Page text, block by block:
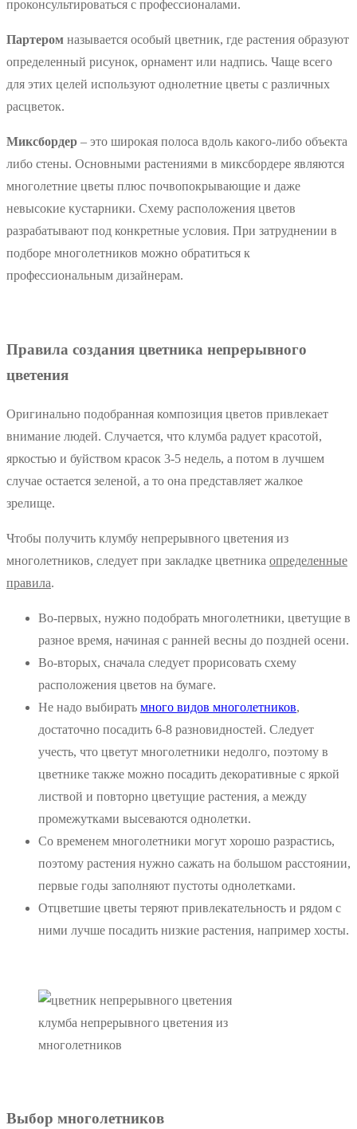
проконсультироваться с профессионалами.
Партером называется особый цветник, где растения образуют
определенный рисунок, орнамент или надпись. Чаще всего
для этих целей используют однолетние цветы с различных
расцветок.
Миксбордер – это широкая полоса вдоль какого-либо объекта
либо стены. Основными растениями в миксбордере являются
многолетние цветы плюс почвопокрывающие и даже
невысокие кустарники. Схему расположения цветов
разрабатывают под конкретные условия. При затруднении в
подборе многолетников можно обратиться к
профессиональным дизайнерам.
Правила создания цветника непрерывного
цветения
Оригинально подобранная композиция цветов привлекает
внимание людей. Случается, что клумба радует красотой,
яркостью и буйством красок 3-5 недель, а потом в лучшем
случае остается зеленой, а то она представляет жалкое
зрелище.
Чтобы получить клумбу непрерывного цветения из
многолетников, следует при закладке цветника определенные
правила.
Во-первых, нужно подобрать многолетники, цветущие в
разное время, начиная с ранней весны до поздней осени.
Во-вторых, сначала следует прорисовать схему
расположения цветов на бумаге.
Не надо выбирать много видов многолетников,
достаточно посадить 6-8 разновидностей. Следует
учесть, что цветут многолетники недолго, поэтому в
цветнике также можно посадить декоративные с яркой
листвой и повторно цветущие растения, а между
промежутками высеваются однолетки.
Со временем многолетники могут хорошо разрастись,
поэтому растения нужно сажать на большом расстоянии,
первые годы заполняют пустоты однолетками.
Отцветшие цветы теряют привлекательность и рядом с
ними лучше посадить низкие растения, например хосты.
клумба непрерывного цветения из
многолетников
Выбор многолетников